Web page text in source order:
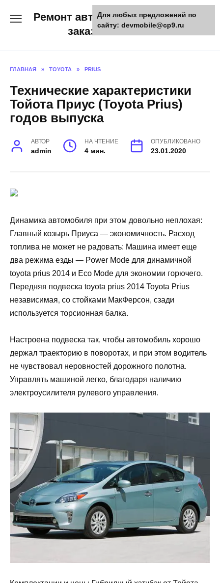
Ремонт авто и мото техники,
заказ запчастей
ГЛАВНАЯ » TOYOTA » PRIUS
Технические характеристики
Тойота Приус (Toyota Prius)
годов выпуска
АВТОР
admin
НА ЧТЕНИЕ
4 мин.
ОПУБЛИКОВАНО
23.01.2020
Динамика автомобиля при этом довольно неплохая:
Главный козырь Приуса — экономичность. Расход
топлива не может не радовать: Машина имеет еще
два режима езды — Power Mode для динамичной
toyota prius 2014 и Eco Mode для экономии горючего.
Передняя подвеска toyota prius 2014 Toyota Prius
независимая, со стойками МакФерсон, сзади
используется торсионная балка.
Настроена подвеска так, чтобы автомобиль хорошо
держал траекторию в поворотах, и при этом водитель
не чувствовал неровностей дорожного полотна.
Управлять машиной легко, благодаря наличию
электроусилителя рулевого управления.
Для любых предложений по
сайту: devmobile@cp9.ru